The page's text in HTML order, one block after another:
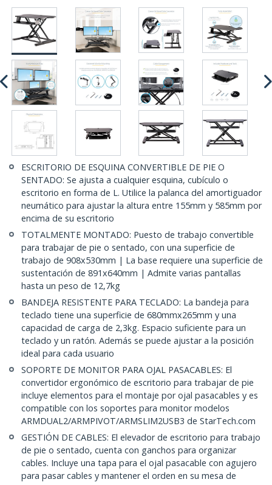
ESCRITORIO DE ESQUINA CONVERTIBLE DE PIE O
SENTADO: Se ajusta a cualquier esquina, cubículo o
escritorio en forma de L. Utilice la palanca del amortiguador
neumático para ajustar la altura entre 155mm y 585mm por
encima de su escritorio
TOTALMENTE MONTADO: Puesto de trabajo convertible
para trabajar de pie o sentado, con una superficie de
trabajo de 908x530mm | La base requiere una superficie de
sustentación de 891x640mm | Admite varias pantallas
hasta un peso de 12,7kg
BANDEJA RESISTENTE PARA TECLADO: La bandeja para
teclado tiene una superficie de 680mmx265mm y una
capacidad de carga de 2,3kg. Espacio suficiente para un
teclado y un ratón. Además se puede ajustar a la posición
ideal para cada usuario
SOPORTE DE MONITOR PARA OJAL PASACABLES: El
convertidor ergonómico de escritorio para trabajar de pie
incluye elementos para el montaje por ojal pasacables y es
compatible con los soportes para monitor modelos
ARMDUAL2/ARMPIVOT/ARMSLIM2USB3 de StarTech.com
GESTIÓN DE CABLES: El elevador de escritorio para trabajo
de pie o sentado, cuenta con ganchos para organizar
cables. Incluye una tapa para el ojal pasacable con agujero
para pasar cables y mantener el orden en su mesa de